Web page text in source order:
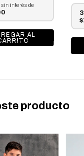
sin interés de
3
producto